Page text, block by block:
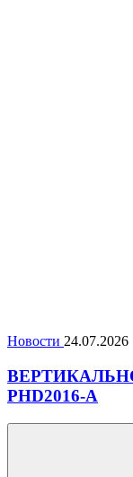
Новости 24.07.2026
PHD2016-A